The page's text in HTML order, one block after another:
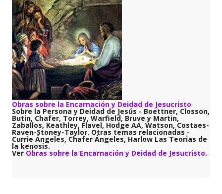
Obras sobre la Encarnación y Deidad de Jesucristo
Sobre la Persona y Deidad de Jesús - Boettner, Closson,
Butin, Chafer, Torrey, Warfield, Bruve y Martin,
Zaballos, Keathley, Flavel, Hodge AA, Watson, Costaes-
Raven-Stoney-Taylor. Otras temas relacionadas -
Currie Ángeles, Chafer Ángeles, Harlow Las Teorias de
la kenosis.
Ver Obras sobre la Encarnación y Deidad de Jesucristo.